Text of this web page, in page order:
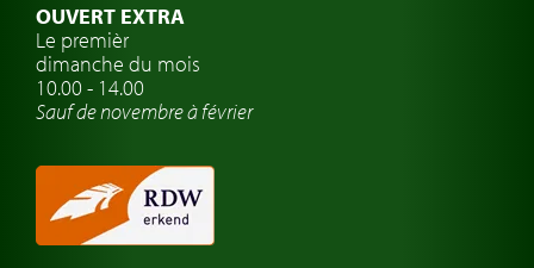
Atelier de voitures anciennes
Montres de marque de voiture
OUVERT EXTRA
Le premièr
dimanche du mois
10.00 - 14.00
Sauf de novembre à février